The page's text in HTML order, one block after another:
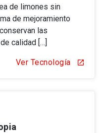
de limones sin
de mejoramiento
las
calidad […]
Ver Tecnología open_in_new